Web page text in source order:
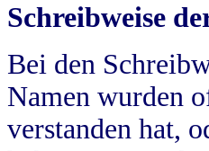
Schreibweise
Bei den
Namen wurden
verstanden hat,